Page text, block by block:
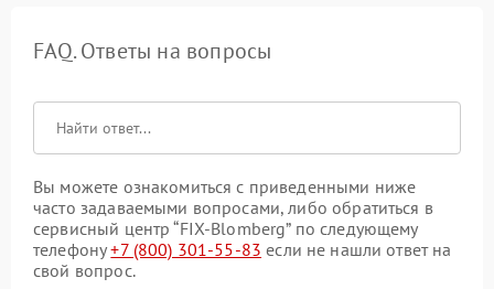
FAQ. Ответы на вопросы
Вы можете ознакомиться с приведенными ниже
часто задаваемыми вопросами, либо обратиться в
сервисный центр “FIX-Blomberg” по следующему
телефону+7 (800) 301-55-83 если не нашли ответ на
свой вопрос.